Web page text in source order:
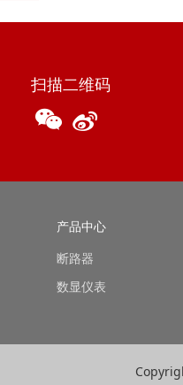
扫描二维码
产品中心
断路器
数显仪表